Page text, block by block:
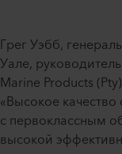
Грег Уэбб,
Уале,
Marine Products
«Высокое
с первоклассным
высокой